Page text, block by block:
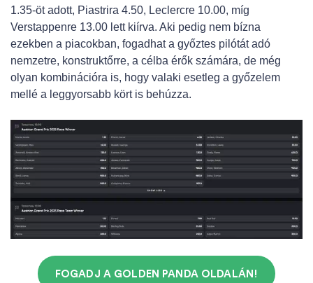
1.35-öt adott, Piastrira 4.50, Leclercre 10.00, míg
Verstappenre 13.00 lett kiírva. Aki pedig nem bízna
ezekben a piacokban, fogadhat a győztes pilótát adó
nemzetre, konstruktőrre, a célba érők számára, de még
olyan kombinációra is, hogy valaki esetleg a győzelem
mellé a leggyorsabb kört is behúzza.
FOGADJ A GOLDEN PANDA OLDALÁN!